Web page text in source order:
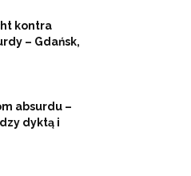
kontra
– Gdańsk,
absurdu –
dyktą i